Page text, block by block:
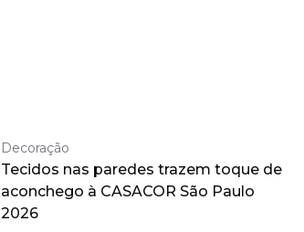
Decoração
Tecidos nas paredes trazem toque de
aconchego à CASACOR São Paulo
2026